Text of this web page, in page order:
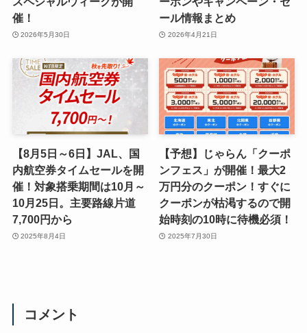
催！
2026年5月30日
ール情報まとめ
2026年4月21日
【8月5日～6日】JAL、国
内航空券タイムセールを開
催！対象搭乗期間は10月～
10月25日。主要路線片道
7,700円から
2025年8月4日
【予想】じゃらん「クーポ
ンフェス」が開催！最大2
万円分のクーポン！すぐに
クーポンが枯渇するので開
始時刻の10時に待機必須！
2025年7月30日
コメント